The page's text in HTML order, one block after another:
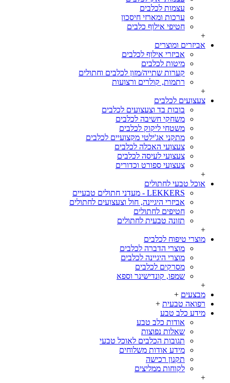
עצמות לכלבים
ערכות ומארזי חיסכון
חטיפי אילוף כלבים
+
אביזרים ומוצרים
אביזרי אילוף לכלבים
מיטות לכלבים
קערות שתייה/מזון לכלבים וחתולים
רתמות, קולרים ורצועות
+
צעצועים לכלבים
בובות בד וצעצועים לכלבים
משחקי חשיבה לכלבים
משטחי ליקוק לכלבים
מתקני אג'ילטי מקצועיים לכלבים
צעצועי האכלה לכלבים
צעצועי לעיסה לכלבים
צעצועי ספורט וכדורים
+
אוכל טבעי לחתולים
LEKKERS - מעדני חתולים טבעיים
אביזרי היגיינה, חול וצעצועים לחתולים
חטיפים לחתולים
תזונה טבעית לחתולים
+
מוצרי טיפוח לכלבים
מוצרי הדברה לכלבים
מוצרי היגיינה לכלבים
מסרקים לכלבים
שמפו, קונדישינר וספא
+
מבצעים +
רפואה טבעית +
מידע כלב טבע
אודות כלב טבע
שאלות נפוצות
תגובות הכלבים לאוכל טבעי
מידע אודות משלוחים
תקנון רכישה
לקוחות ממליצים
+